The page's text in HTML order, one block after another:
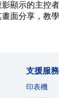
顯示的主控
面分享，教學
支援服務
印表機